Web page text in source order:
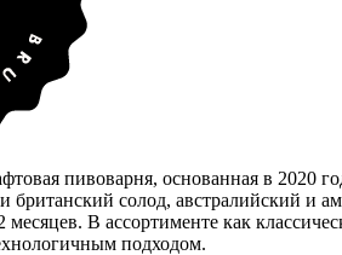
пивоварня, основанная в 2020
британский солод, австралийский и
месяцев. В ассортименте как
подходом.